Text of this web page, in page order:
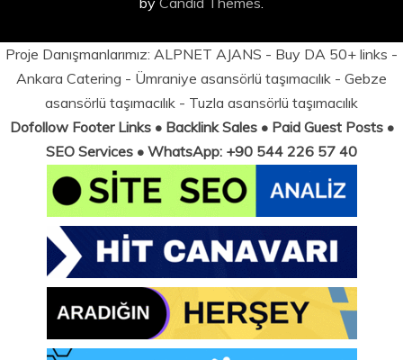
Proje Danışmanlarımız: ALPNET AJANS - Buy DA 50+ links -
Ankara Catering - Ümraniye asansörlü taşımacılık - Gebze
asansörlü taşımacılık - Tuzla asansörlü taşımacılık
Dofollow Footer Links • Backlink Sales • Paid Guest Posts •
SEO Services • WhatsApp: +90 544 226 57 40